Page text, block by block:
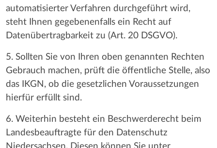
automatisierter Verfahren durchgeführt wird,
steht Ihnen gegebenenfalls ein Recht auf
Datenübertragbarkeit zu (Art. 20 DSGVO).
5. Sollten Sie von Ihren oben genannten Rechten
Gebrauch machen, prüft die öffentliche Stelle, also
das IKGN, ob die gesetzlichen Voraussetzungen
hierfür erfüllt sind.
6. Weiterhin besteht ein Beschwerderecht beim
Landesbeauftragte für den Datenschutz